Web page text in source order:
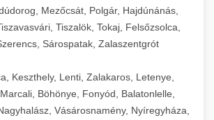
Mezőcsát, Polgár, Hajdúnánás,
Tiszalök, Tokaj, Felsőzsolca,
Sárospatak, Zalaszentgrót
Keszthely, Lenti, Zalakaros, Letenye,
Böhönye, Fonyód, Balatonlelle,
Vásárosnamény, Nyíregyháza,